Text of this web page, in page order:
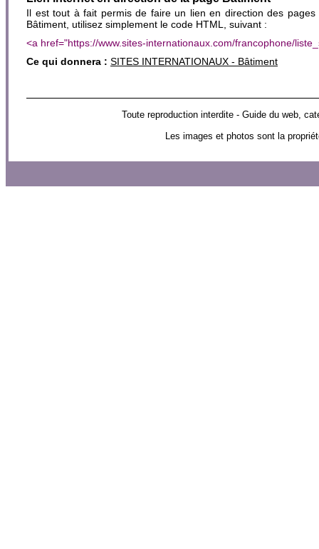
Il est tout à fait permis de faire un lien en direction des
Bâtiment, utilisez simplement le code HTML, suivant :
<a href="https://www.sites-internationaux.com/francophone/
Ce qui donnera : SITES INTERNATIONAUX - Bâtiment
Toute reproduction interdite - Guide du web,
Les images et photos sont la